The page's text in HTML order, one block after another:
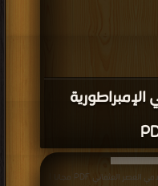
الإمبراطورية
قراءة و تحميل كتاب كتاب موسوعة التاريخ الإسلامي العصر العثماني PDF مجانا |